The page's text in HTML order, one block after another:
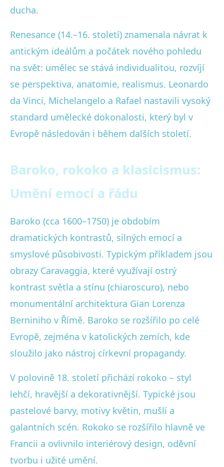
ducha.
Renesance (14.–16. století) znamenala návrat k
antickým ideálům a počátek nového pohledu
na svět: umělec se stává individualitou, rozvíjí
se perspektiva, anatomie, realismus. Leonardo
da Vinci, Michelangelo a Rafael nastavili vysoký
standard umělecké dokonalosti, který byl v
Evropě následován i během dalších století.
Baroko, rokoko a klasicismus:
Umění emocí a řádu
Baroko (cca 1600–1750) je obdobím
dramatických kontrastů, silných emocí a
smyslové působivosti. Typickým příkladem jsou
obrazy Caravaggia, které využívají ostrý
kontrast světla a stínu (chiaroscuro), nebo
monumentální architektura Gian Lorenza
Berniniho v Římě. Baroko se rozšířilo po celé
Evropě, zejména v katolických zemích, kde
sloužilo jako nástroj církevní propagandy.
V polovině 18. století přichází rokoko – styl
lehčí, hravější a dekorativnější. Typické jsou
pastelové barvy, motivy květin, mušlí a
galantních scén. Rokoko se rozšířilo hlavně ve
Francii a ovlivnilo interiérový design, oděvní
tvorbu i užité umění.